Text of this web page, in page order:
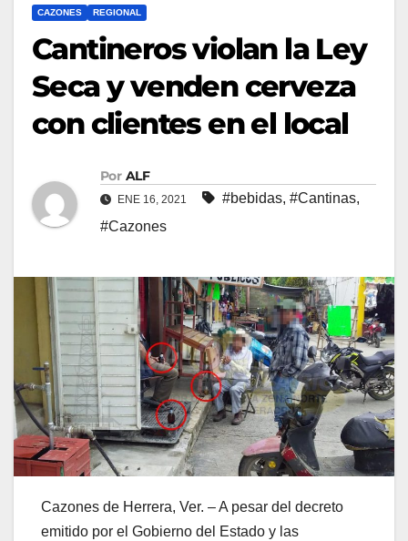
CAZONES REGIONAL
Cantineros violan la Ley
Seca y venden cerveza
con clientes en el local
Por ALF
ENE 16, 2021 #bebidas, #Cantinas,
#Cazones
Cazones de Herrera, Ver. – A pesar del decreto
emitido por el Gobierno del Estado y las